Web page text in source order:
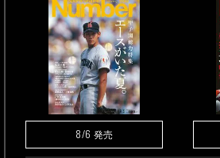
8/6 発売